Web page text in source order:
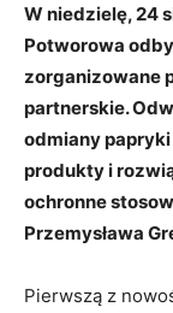
W niedzielę, 24
Potworowa
zorganizowane
partnerskie.
odmiany
produkty i
ochronne
Przemysława
Pierwszą z